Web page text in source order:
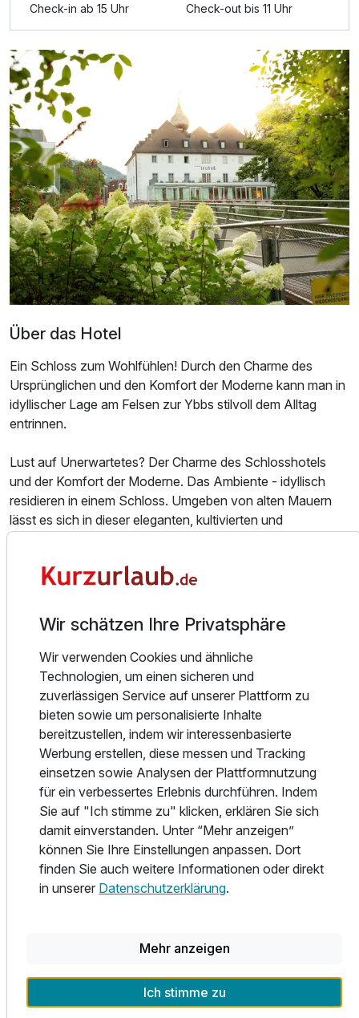
Zusatznächte
Für 3 Tage p.P. ab410,00 €
Einzelzimmer Deluxe
1 Erwachsenen und 1 Kind
Ausstattung
Zusatznächte
Für 3 Tage
Check-in ab 15 Uhr Check-out bis 11 Uhr
Über das Hotel
Ein Schloss zum Wohlfühlen! Durch den Charme des
Ursprünglichen und den Komfort der Moderne kann man in
idyllischer Lage am Felsen zur Ybbs stilvoll dem Alltag
entrinnen.
Lust auf Unerwartetes? Der Charme des Schlosshotels
und der Komfort der Moderne. Das Ambiente - idyllisch
residieren in einem Schloss. Umgeben von alten Mauern
lässt es sich in dieser eleganten, kultivierten und
Genießen Sie historische Schlossatmosphäre und
und modernen Ybbs-Zimmer bieten Ihnen alles, was Sie für
einen entspannten Urlaub brauchen – vom romantischen
Himmelbett bis zum kostenlosen WLAN Anschluss - Ybbs-
Panorama inklusive.
Schlemmen im Schlossrestaurant: Erlesen und trotzdem
gemütlich – das ist unser Schlossrestaurant hoch über dem
Ufer der Ybbs. Unsere Köche verwöhnen Sie mit
regionalen und internationalen Köstlichkeiten. Wählen Sie
dazu einen edlen Tropfen oder feinen Most aus unserer
umfangreichen Weinkarte. Bei Schönwetter erwartet Sie
auf der stimmungsvoll beleuchteten Schlossterrasse eine
ganz besondere Dinner-Atmosphäre.
Genießen Sie unser großzügiges Erlebnisparkbad. Auf
Wasserfans nach 62 Metern hinein ins Wasser. Im
Über dem Sprungbecken thront der 10-Meter-Turm und
Wagemutige springen hier ins erfrischende Nass. In die
Wir schätzen Ihre Privatsphäre
Wir verwenden Cookies und ähnliche
Technologien, um einen sicheren und
zuverlässigen Service auf unserer Plattform zu
bieten sowie um personalisierte Inhalte
bereitzustellen, indem wir interessenbasierte
Werbung erstellen, diese messen und Tracking
einsetzen sowie Analysen der Plattformnutzung
für ein verbessertes Erlebnis durchführen. Indem
Sie auf "Ich stimme zu" klicken, erklären Sie sich
damit einverstanden. Unter “Mehr anzeigen”
können Sie Ihre Einstellungen anpassen. Dort
finden Sie auch weitere Informationen oder direkt
in unserer Datenschutzerklärung.
Mehr anzeigen
Ich stimme zu